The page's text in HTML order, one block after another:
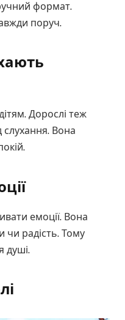
формат.
поруч.
Дорослі теж
Вона
емоції. Вона
чи радість. Тому
душі.